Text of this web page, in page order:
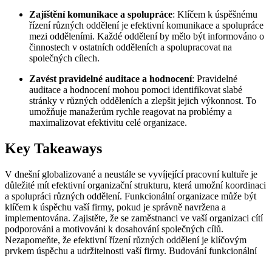
Zajištění komunikace a spolupráce: Klíčem k úspěšnému
řízení různých oddělení je efektivní komunikace a spolupráce
mezi odděleními. Každé oddělení by mělo být informováno o
činnostech v ostatních odděleních a spolupracovat na
společných cílech.
Zavést pravidelné auditace a hodnocení: Pravidelné
auditace a hodnocení mohou pomoci identifikovat slabé
stránky v různých odděleních a zlepšit jejich výkonnost. To
umožňuje manažerům rychle reagovat na problémy a
maximalizovat efektivitu celé organizace.
Key Takeaways
V dnešní globalizované a neustále se vyvíjející pracovní kultuře je
důležité mít efektivní organizační strukturu, která umožní koordinaci
a spolupráci různých oddělení. Funkcionální organizace může být
klíčem k úspěchu vaší firmy, pokud je správně navržena a
implementována. Zajistěte, že se zaměstnanci ve vaší organizaci cítí
podporováni a motivováni k dosahování společných cílů.
Nezapomeňte, že efektivní řízení různých oddělení je klíčovým
prvkem úspěchu a udržitelnosti vaší firmy. Budování funkcionální